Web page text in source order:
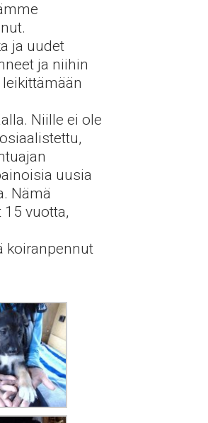
ja uudet
ja niihin
Niille ei ole
uusia
Nämä
vuotta,
koiranpennut